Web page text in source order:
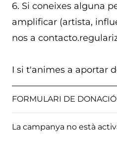
6. Si coneixes alguna
amplificar (artista,
nos a
I si t'animes a aportar
FORMULARI DE DONACIÓ
La campanya no està